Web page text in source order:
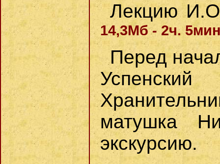
Лекцию
14,3Мб - 2ч.
Перед
матушка
экскурсию.